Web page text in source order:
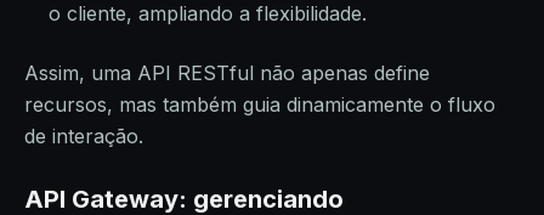
o cliente, ampliando a flexibilidade.
Assim, uma API RESTful não apenas define
recursos, mas também guia dinamicamente o fluxo
de interação.
API Gateway: gerenciando